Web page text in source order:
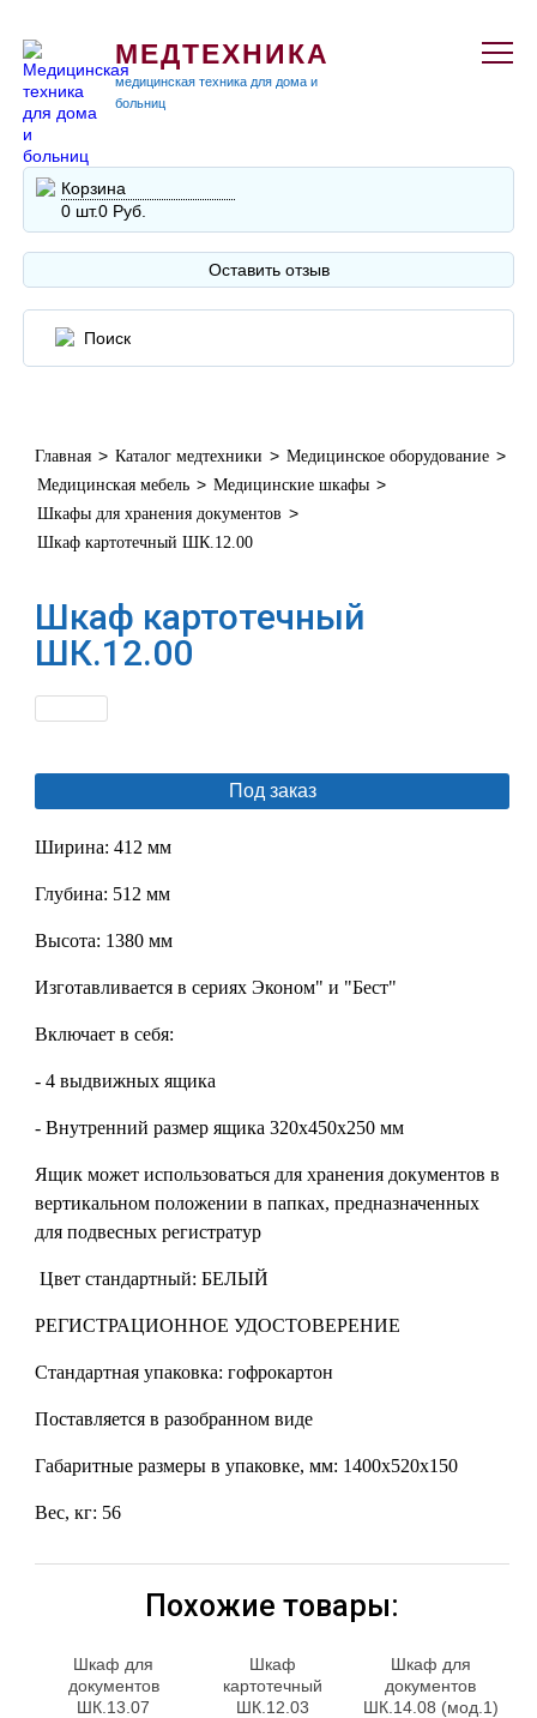
МЕДТЕХНИКА
медицинская техника для дома и
больниц
Корзина
0 шт.0 Руб.
Оставить отзыв
Главная > Каталог медтехники > Медицинское оборудование >
Медицинская мебель > Медицинские шкафы >
Шкафы для хранения документов >
Шкаф картотечный ШК.12.00
Шкаф картотечный
ШК.12.00
Под заказ
Ширина: 412 мм
Глубина: 512 мм
Высота: 1380 мм
Изготавливается в сериях Эконом" и "Бест"
Включает в себя:
- 4 выдвижных ящика
- Внутренний размер ящика 320х450х250 мм
Ящик может использоваться для хранения документов в
вертикальном положении в папках, предназначенных
для подвесных регистратур
Цвет стандартный: БЕЛЫЙ
РЕГИСТРАЦИОННОЕ УДОСТОВЕРЕНИЕ
Стандартная упаковка: гофрокартон
Поставляется в разобранном виде
Габаритные размеры в упаковке, мм: 1400х520х150
Вес, кг: 56
Похожие товары:
Шкаф для
документов
ШК.13.07
Шкаф
картотечный
ШК.12.03
Шкаф для
документов
ШК.14.08 (мод.1)